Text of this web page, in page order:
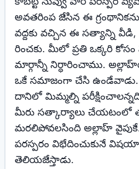
అవతరింప జేసిన ఈ
వద్దకు వచ్చిన ఈ సత్యాన్ని
రించకు. మీలో ప్రతి ఒక్కరి
మార్గాన్నీ నిర్ధారించాము.
ఒకే సమాజంగా చేసి
దానిలో మిమ్మల్ని
మీరు సత్కార్యాలు చేయటంలో
మరలిపోవలసింది అల్లాహ్‌
పరస్పరం విభేదించుకునే
తెలియజేస్తాడు.